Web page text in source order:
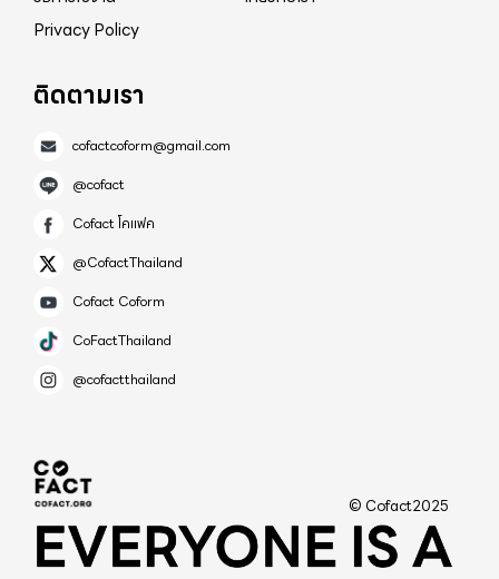
โดยเฉพาะชลบุรี ระยอง 5. อย่าให้เกิด Cluster ตลาด
ทรัพยากรจะไปปิดกรณีแบบนั้นอีกแล้ว 6. โรงเรียนจะ
เรียนออนไลน์กันมานานมากจนแย่แล้ว มันไม่ดีกับพวก
เขาเลย อย่าให้อบายมุขและความละเลยเป็นสาเหตุทำให้
เด็กต้องอดไปโรงเรียนอีกเลยนะครับ 7. ยึดกรุงเทพฯ
เชียงใหม่ ชลบุรี กลับคืนมาให้ได้ และต้องรักษาหัวเมือง
เอาไว้ให้สำเร็จครับ 8. ดีเดย์วันที่ 1 มิ.ย. วัคซีนต้องปูพรม
ครับ ไม่งั้นโดน Wave#4 แน่ ภาคเอกชนต้องช่วยกัน
เสริมทัพแล้วล่ะครับ ภาครัฐอย่างเดียวเอาไม่อยู่แน่ สิ่ง
จนเกิดอุบัติเหตุ ระบบสาธารณสุขของเราคือด่านหน้าที่
ตอนนี้ข้าศึกบุกมาเต็มกำลังจนยากแก่การรับมือแล้ว ขอ
เพียงพวกเรามีวินัย ดูแลตัวเอง รักษาสุขภาพ มีน้ำใจแบ่ง
ปันช่วยเหลือ อยู่บ้านให้มากๆเข้าไว้ เพียงเท่านี้ก็จะช่วย
ยาวนานเป็นวัน - ครอบคลุมการกินดื่มหลายมื้อ หากนำ
ดื่มโดยใช้เวลาสั้นๆ - ระหว่างกินดื่มจะไม่พูดคุย หากจะ
เปรย์แอลกอฮอล์.ทุกครั้งหลังจับอุปกรณ์หรือภาชนะต่างๆ
ของสาธารณะ 6. หลังกลับจากงาน คอยสังเกตอาการของ
กลุ่มผู้ไปร่วมงานด้วยว่ามีปัญหาการเจ็บป่วยไม่สบายหลัง
จากไปร่วมงานหรือไม่ จะได้จัดการได้ตั้งแต่เนิ่นๆ
COVID-19 ไม่ใช่หวัดธรรมดา ไม่กระจอก ติดเชื้อไม่จบ
แค่ชิลๆ แล้วหาย แต่..ป่วยได้ ตายได้ แม้จะฉีดวัคซีนแล้ว
Long COVID การป้องกันตัวไม่ให้ติดเชื้อย่อมดีที่สุด.
กำหนดความเสี่ยงของเราและคนใกล้ชิด เพื่อจะได้
ปลอดภัยไปด้วยกัน . . ****ต้องเน้นย้ำว่าพฤติกรรมการ
ป้องกันตัวนั้นจำเป็นอย่างยิ่ง สถานการณ์ระบาดช่วงนี้
เพิ่มขึ้นมากหากสังเกตคนรอบตัวที่ติดเชื้อ โดยจำนวนไม่
Privacy Policy
ติดตามเรา
cofactcoform@gmail.com
@cofact
Cofact โคแฟค
@CofactThailand
Cofact Coform
CoFactThailand
@cofactthailand
© Cofact2025